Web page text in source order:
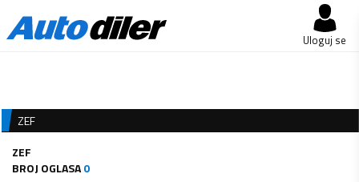
Uloguj se
ZEF
ZEF
BROJ OGLASA0